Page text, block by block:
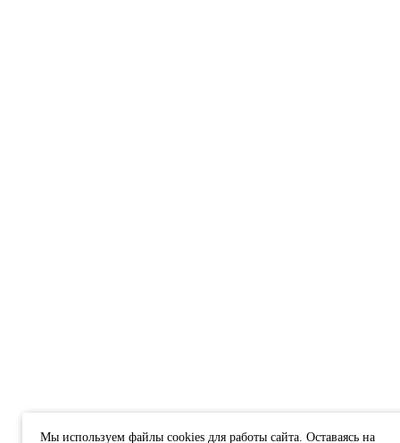
Мы используем файлы cookies для работы сайта. Оставаясь на